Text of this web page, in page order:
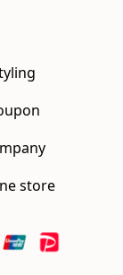
store